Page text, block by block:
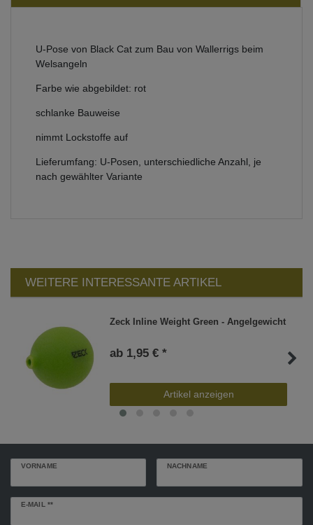
U-Pose von Black Cat zum Bau von Wallerrigs beim
Welsangeln
Farbe wie abgebildet: rot
schlanke Bauweise
nimmt Lockstoffe auf
Lieferumfang: U-Posen, unterschiedliche Anzahl, je
nach gewählter Variante
WEITERE INTERESSANTE ARTIKEL
Zeck Inline Weight Green - Angelgewicht
ab 1,95 € *
Artikel anzeigen
VORNAME NACHNAME
E-MAIL **
Newsletter